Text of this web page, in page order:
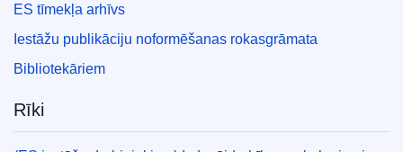
ES tīmekļa arhīvs
Iestāžu publikāciju noformēšanas rokasgrāmata
Bibliotekāriem
Rīki